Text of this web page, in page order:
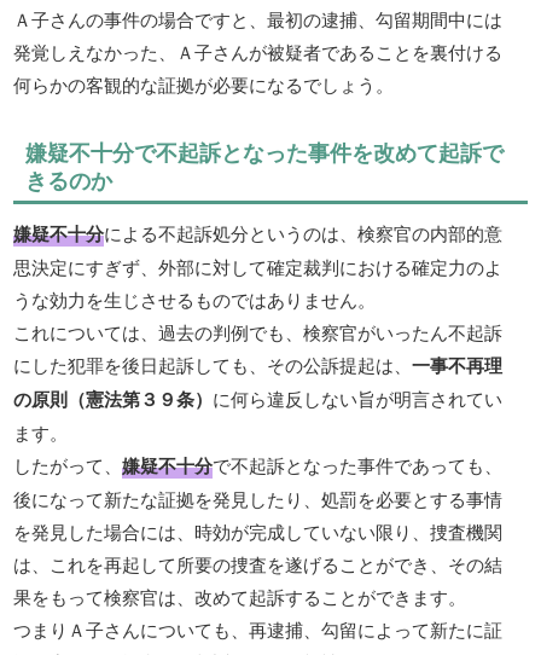
Ａ子さんの事件の場合ですと、最初の逮捕、勾留期間中には
発覚しえなかった、Ａ子さんが被疑者であることを裏付ける
何らかの客観的な証拠が必要になるでしょう。
嫌疑不十分で不起訴となった事件を改めて起訴で
きるのか
嫌疑不十分による不起訴処分というのは、検察官の内部的意
思決定にすぎず、外部に対して確定裁判における確定力のよ
うな効力を生じさせるものではありません。
これについては、過去の判例でも、検察官がいったん不起訴
にした犯罪を後日起訴しても、その公訴提起は、一事不再理
の原則（憲法第３９条） に何ら違反しない旨が明言されてい
ます。
したがって、嫌疑不十分で不起訴となった事件であっても、
後になって新たな証拠を発見したり、処罰を必要とする事情
を発見した場合には、時効が完成していない限り、捜査機関
は、これを再起して所要の捜査を遂げることができ、その結
果をもって検察官は、改めて起訴することができます。
つまりＡ子さんについても、再逮捕、勾留によって新たに証